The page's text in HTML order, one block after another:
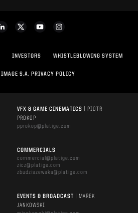
INVESTORS WHISTLEBLOWING SYSTEM
IMAGE S.A. PRIVACY POLICY
VFX & GAME CINEMATICS
| PIOTR
PROKOP
pprokop@platige.com
COMMERCIALS
commercial@platige.com
zicz@platige.com
zbudziszewska@platige.com
EVENTS & BROADCAST
| MAREK
JANKOWSKI